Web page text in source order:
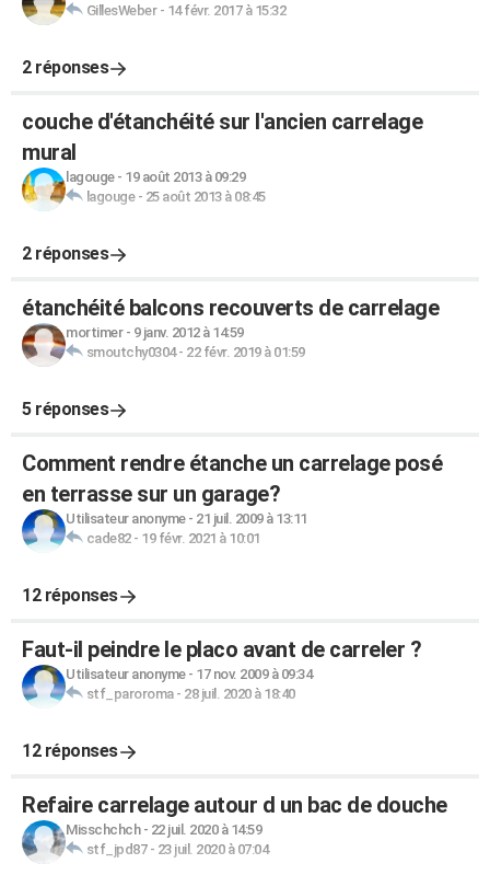
GillesWeber- 14 févr. 2017 à 15:32
2 réponses
couche d'étanchéité sur l'ancien carrelage
mural
lagouge- 19 août 2013 à 09:29
lagouge- 25 août 2013 à 08:45
2 réponses
étanchéité balcons recouverts de carrelage
mortimer- 9 janv. 2012 à 14:59
smoutchy0304- 22 févr. 2019 à 01:59
5 réponses
Comment rendre étanche un carrelage posé
en terrasse sur un garage?
Utilisateur anonyme- 21 juil. 2009 à 13:11
cade82- 19 févr. 2021 à 10:01
12 réponses
Faut-il peindre le placo avant de carreler ?
Utilisateur anonyme- 17 nov. 2009 à 09:34
stf_paroroma- 28 juil. 2020 à 18:40
12 réponses
Refaire carrelage autour d un bac de douche
Misschchch- 22 juil. 2020 à 14:59
stf_jpd87- 23 juil. 2020 à 07:04